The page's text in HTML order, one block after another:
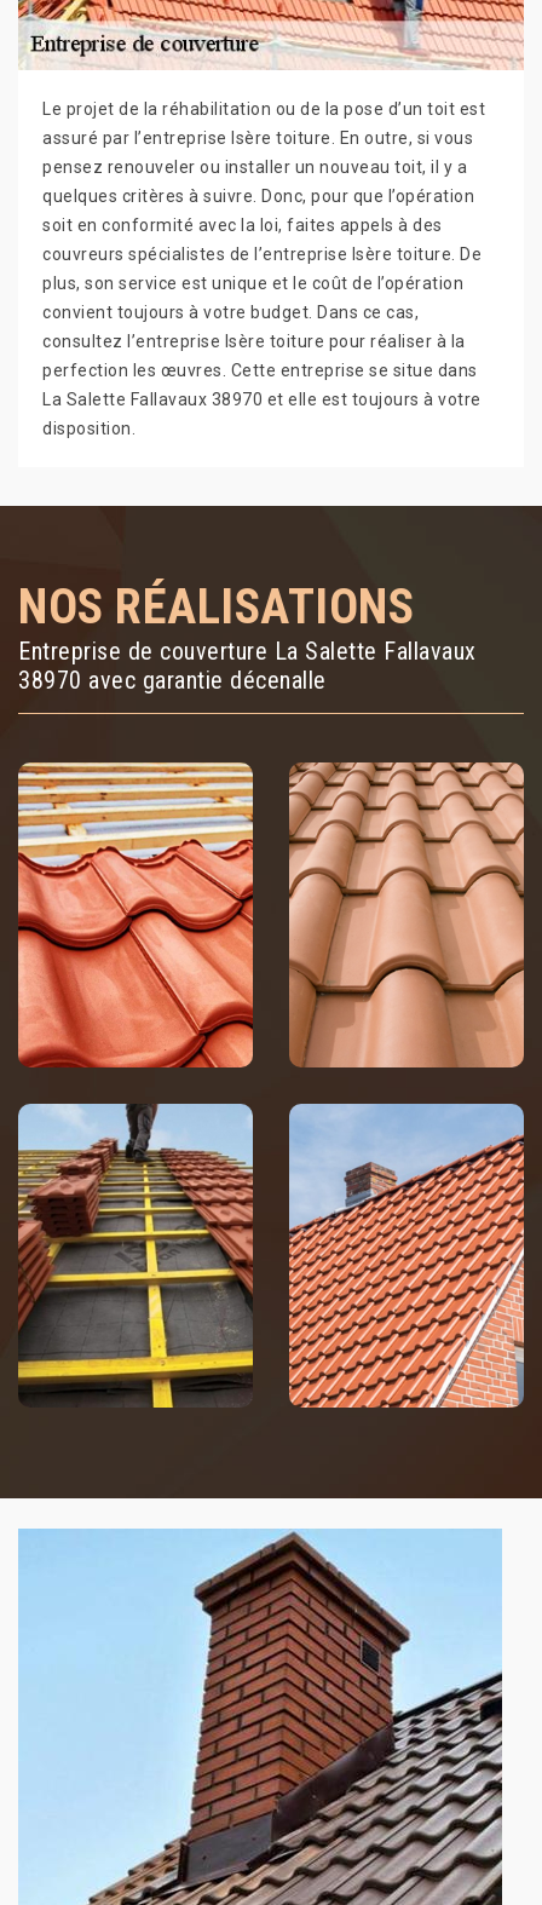
Le projet de la réhabilitation ou de la pose d’un toit est
assuré par l’entreprise Isère toiture. En outre, si vous
pensez renouveler ou installer un nouveau toit, il y a
quelques critères à suivre. Donc, pour que l’opération
soit en conformité avec la loi, faites appels à des
couvreurs spécialistes de l’entreprise Isère toiture. De
plus, son service est unique et le coût de l’opération
convient toujours à votre budget. Dans ce cas,
consultez l’entreprise Isère toiture pour réaliser à la
perfection les œuvres. Cette entreprise se situe dans
La Salette Fallavaux 38970 et elle est toujours à votre
disposition.
NOS RÉALISATIONS
Entreprise de couverture La Salette Fallavaux
38970 avec garantie décenalle